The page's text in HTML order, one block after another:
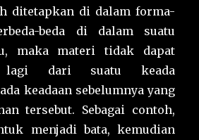
ditetapkan di dalam forma-
beda di dalam suatu
maka materi tidak dapat
lagi dari suatu keada
keadaan sebelumnya yang
tersebut. Sebagai contoh,
menjadi bata, kemudian